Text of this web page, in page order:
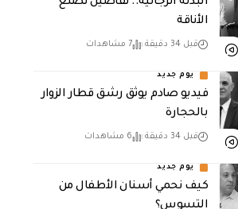
الأناقة
قبل 34 دقيقة 7 مشاهدات
يوم جديد
فيديو صادم يوثق رشق قطار الزوار
بالحجارة
قبل 34 دقيقة 6 مشاهدات
يوم جديد
كيف نحمي أسنان الأطفال من
التسوس؟